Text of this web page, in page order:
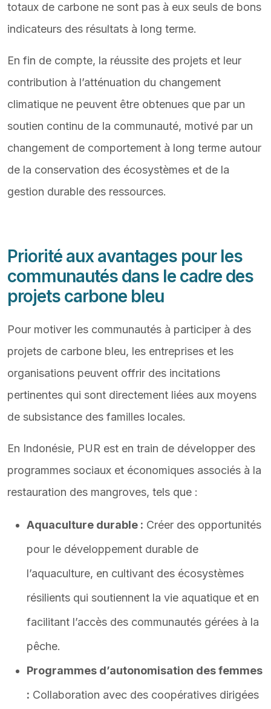
totaux de carbone ne sont pas à eux seuls de bons
indicateurs des résultats à long terme.
En fin de compte, la réussite des projets et leur
contribution à l’atténuation du changement
climatique ne peuvent être obtenues que par un
soutien continu de la communauté, motivé par un
changement de comportement à long terme autour
de la conservation des écosystèmes et de la
gestion durable des ressources.
Priorité aux avantages pour les
communautés dans le cadre des
projets carbone bleu
Pour motiver les communautés à participer à des
projets de carbone bleu, les entreprises et les
organisations peuvent offrir des incitations
pertinentes qui sont directement liées aux moyens
de subsistance des familles locales.
En Indonésie, PUR est en train de développer des
programmes sociaux et économiques associés à la
restauration des mangroves, tels que :
Aquaculture durable : Créer des opportunités
pour le développement durable de
l’aquaculture, en cultivant des écosystèmes
résilients qui soutiennent la vie aquatique et en
facilitant l’accès des communautés gérées à la
pêche.
Programmes d’autonomisation des femmes
: Collaboration avec des coopératives dirigées